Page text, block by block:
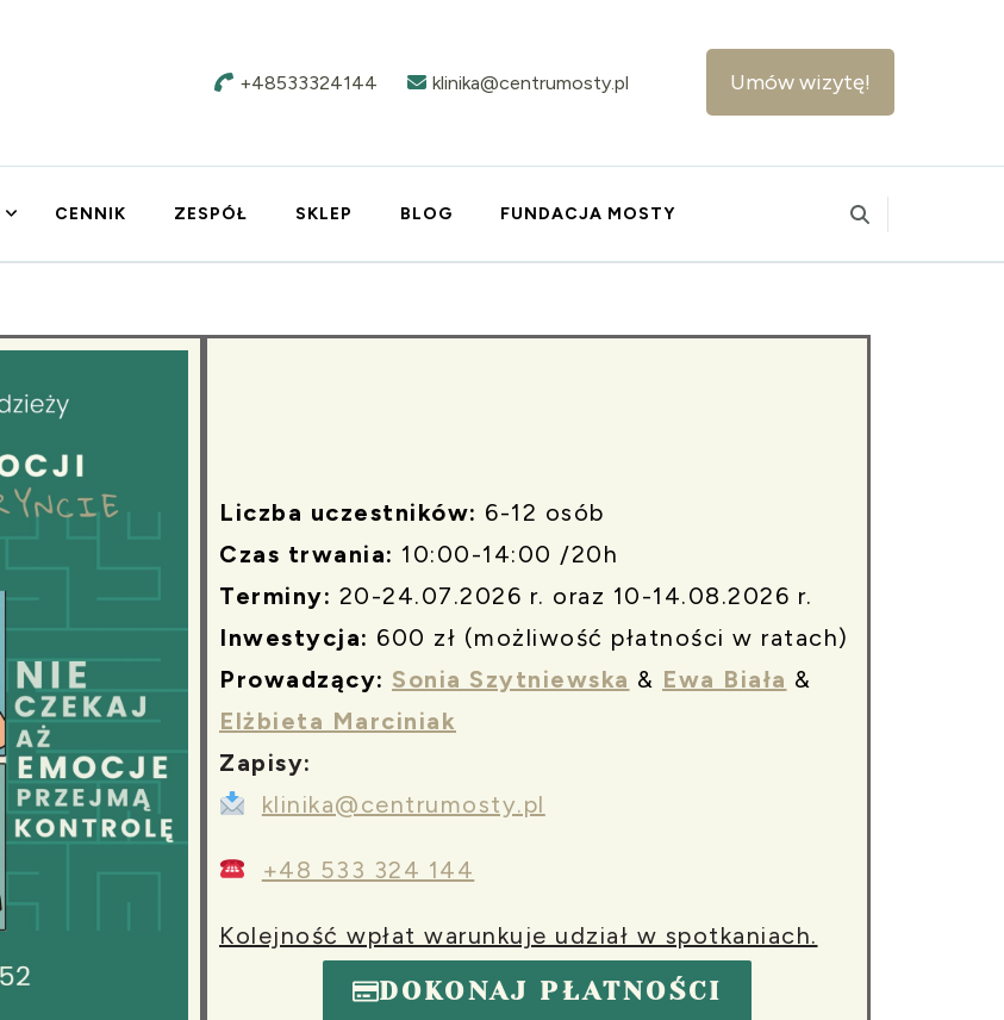
+48533324144 klinika@centrumosty.pl Umów wizytę!
CENNIK ZESPÓŁ SKLEP BLOG FUNDACJA MOSTY
Liczba uczestników: 6-12 osób
Czas trwania: 10:00-14:00 /20h
Terminy: 20-24.07.2026 r. oraz 10-14.08.2026 r.
Inwestycja: 600 zł (możliwość płatności w ratach)
Prowadzący: Sonia Szytniewska & Ewa Biała &
Elżbieta Marciniak
Zapisy:
klinika@centrumosty.pl
+48 533 324 144
Kolejność wpłat warunkuje udział w spotkaniach.
DOKONAJ PŁATNOŚCI